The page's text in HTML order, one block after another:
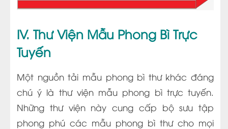
IV. Thư Viện Mẫu Phong Bì Trực
Tuyến
Một nguồn tải mẫu phong bì thư khác đáng
chú ý là thư viện mẫu phong bì trực tuyến.
Những thư viện này cung cấp bộ sưu tập
phong phú các mẫu phong bì thư cho mọi